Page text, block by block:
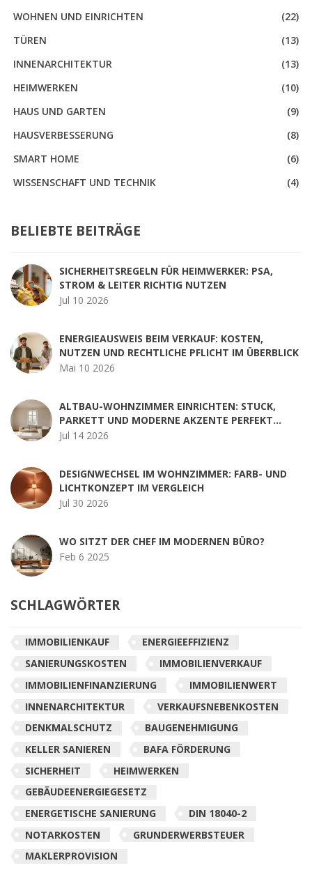
WOHNEN UND EINRICHTEN
(22)
TÜREN
(13)
INNENARCHITEKTUR
(13)
HEIMWERKEN
(10)
HAUS UND GARTEN
(9)
HAUSVERBESSERUNG
(8)
SMART HOME
(6)
WISSENSCHAFT UND TECHNIK
(4)
BELIEBTE BEITRÄGE
SICHERHEITSREGELN FÜR HEIMWERKER: PSA,
STROM & LEITER RICHTIG NUTZEN
Jul 10 2026
ENERGIEAUSWEIS BEIM VERKAUF: KOSTEN,
NUTZEN UND RECHTLICHE PFLICHT IM ÜBERBLICK
Mai 10 2026
ALTBAU-WOHNZIMMER EINRICHTEN: STUCK,
PARKETT UND MODERNE AKZENTE PERFEKT
KOMBINIEREN
Jul 14 2026
DESIGNWECHSEL IM WOHNZIMMER: FARB- UND
LICHTKONZEPT IM VERGLEICH
Jul 30 2026
WO SITZT DER CHEF IM MODERNEN BÜRO?
Feb 6 2025
SCHLAGWÖRTER
IMMOBILIENKAUF
ENERGIEEFFIZIENZ
SANIERUNGSKOSTEN
IMMOBILIENVERKAUF
IMMOBILIENFINANZIERUNG
IMMOBILIENWERT
INNENARCHITEKTUR
VERKAUFSNEBENKOSTEN
DENKMALSCHUTZ
BAUGENEHMIGUNG
KELLER SANIEREN
BAFA FÖRDERUNG
SICHERHEIT
HEIMWERKEN
GEBÄUDEENERGIEGESETZ
ENERGETISCHE SANIERUNG
DIN 18040-2
NOTARKOSTEN
GRUNDERWERBSTEUER
MAKLERPROVISION